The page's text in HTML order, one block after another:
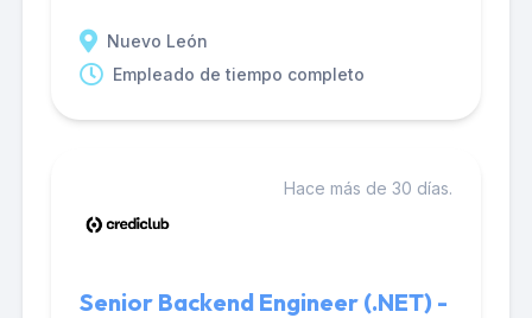
Nuevo León
Empleado de tiempo completo
Hace más de 30 días.
Senior Backend Engineer (.NET) -